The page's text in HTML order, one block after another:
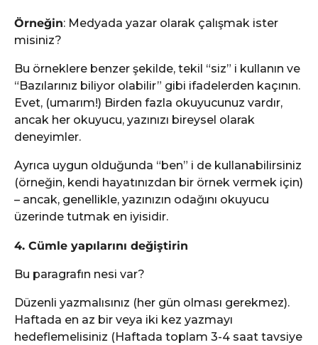
Örneğin: Medyada yazar olarak çalışmak ister
misiniz?
Bu örneklere benzer şekilde, tekil “siz” i kullanın ve
“Bazılarınız biliyor olabilir” gibi ifadelerden kaçının.
Evet, (umarım!) Birden fazla okuyucunuz vardır,
ancak her okuyucu, yazınızı bireysel olarak
deneyimler.
Ayrıca uygun olduğunda “ben” i de kullanabilirsiniz
(örneğin, kendi hayatınızdan bir örnek vermek için)
– ancak, genellikle, yazınızın odağını okuyucu
üzerinde tutmak en iyisidir.
4. Cümle yapılarını değiştirin
Bu paragrafın nesi var?
Düzenli yazmalısınız (her gün olması gerekmez).
Haftada en az bir veya iki kez yazmayı
hedeflemelisiniz (Haftada toplam 3-4 saat tavsiye